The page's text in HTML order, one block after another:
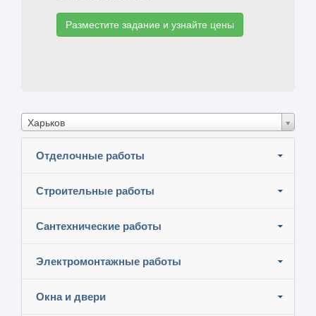
Разместите задание и узнайте цены
Харьков
Отделочные работы
Строительные работы
Сантехнические работы
Электромонтажные работы
Окна и двери